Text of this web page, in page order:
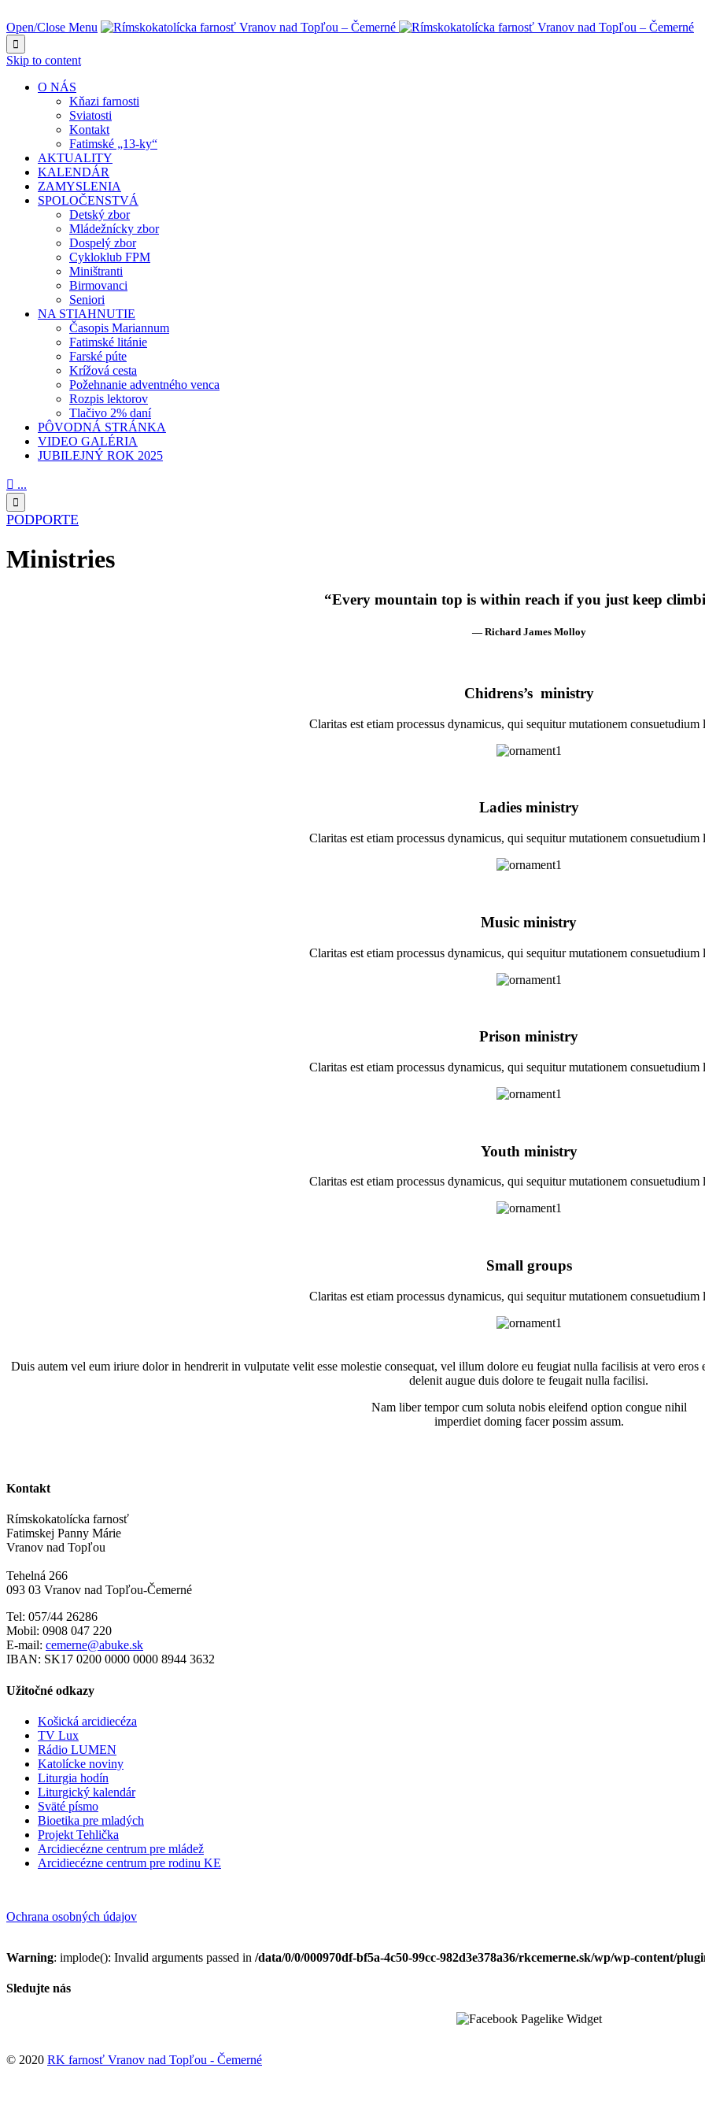
Open/Close Menu

Skip to content
O NÁS
Kňazi farnosti
Sviatosti
Kontakt
Fatimské „13-ky“
AKTUALITY
KALENDÁR
ZAMYSLENIA
SPOLOČENSTVÁ
Detský zbor
Mládežnícky zbor
Dospelý zbor
Cykloklub FPM
Miništranti
Birmovanci
Seniori
NA STIAHNUTIE
Časopis Mariannum
Fatimské litánie
Farské púte
Krížová cesta
Požehnanie adventného venca
Rozpis lektorov
Tlačivo 2% daní
PÔVODNÁ STRÁNKA
VIDEO GALÉRIA
JUBILEJNÝ ROK 2025
 ...

PODPORTE
Ministries
“Every mountain top is within reach if you just keep
— Richard James Molloy
Chidrens’s ministry
Claritas est etiam processus dynamicus, qui sequitur mutationem consuetudium
Ladies ministry
Claritas est etiam processus dynamicus, qui sequitur mutationem consuetudium
Music ministry
Claritas est etiam processus dynamicus, qui sequitur mutationem consuetudium
Prison ministry
Claritas est etiam processus dynamicus, qui sequitur mutationem consuetudium
Youth ministry
Claritas est etiam processus dynamicus, qui sequitur mutationem consuetudium
Small groups
Claritas est etiam processus dynamicus, qui sequitur mutationem consuetudium
Duis autem vel eum iriure dolor in hendrerit in vulputate velit esse molestie consequat, vel illum dolore eu feugiat nulla facilisis at vero
delenit augue duis dolore te feugait nulla facilisi.
Nam liber tempor cum soluta nobis eleifend option congue nihil
imperdiet doming facer possim assum.
Kontakt
Rímskokatolícka farnosť
Fatimskej Panny Márie
Vranov nad Topľou
Tehelná 266
093 03 Vranov nad Topľou-Čemerné
Tel: 057/44 26286
Mobil: 0908 047 220
E-mail: cemerne@abuke.sk
IBAN: SK17 0200 0000 0000 8944 3632
Užitočné odkazy
Košická arcidiecéza
TV Lux
Rádio LUMEN
Katolícke noviny
Liturgia hodín
Liturgický kalendár
Sväté písmo
Bioetika pre mladých
Projekt Tehlička
Arcidiecézne centrum pre mládež
Arcidiecézne centrum pre rodinu KE
Ochrana osobných údajov
Warning: implode(): Invalid arguments passed in /data/0/0/000970df-bf5a-4c50-99cc-982d3e378a36/rkcemerne.sk/wp/wp-content/
Sledujte nás
© 2020 RK farnosť Vranov nad Topľou - Čemerné